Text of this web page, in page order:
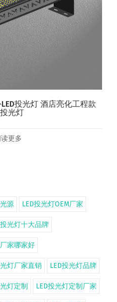
投光灯 酒店亮化工程款
投光灯
更多
源 LED投光灯OEM厂家
投光灯十大品牌
家哪家好
灯厂家直销 LED投光灯品牌
灯定制 LED投光灯定制厂家